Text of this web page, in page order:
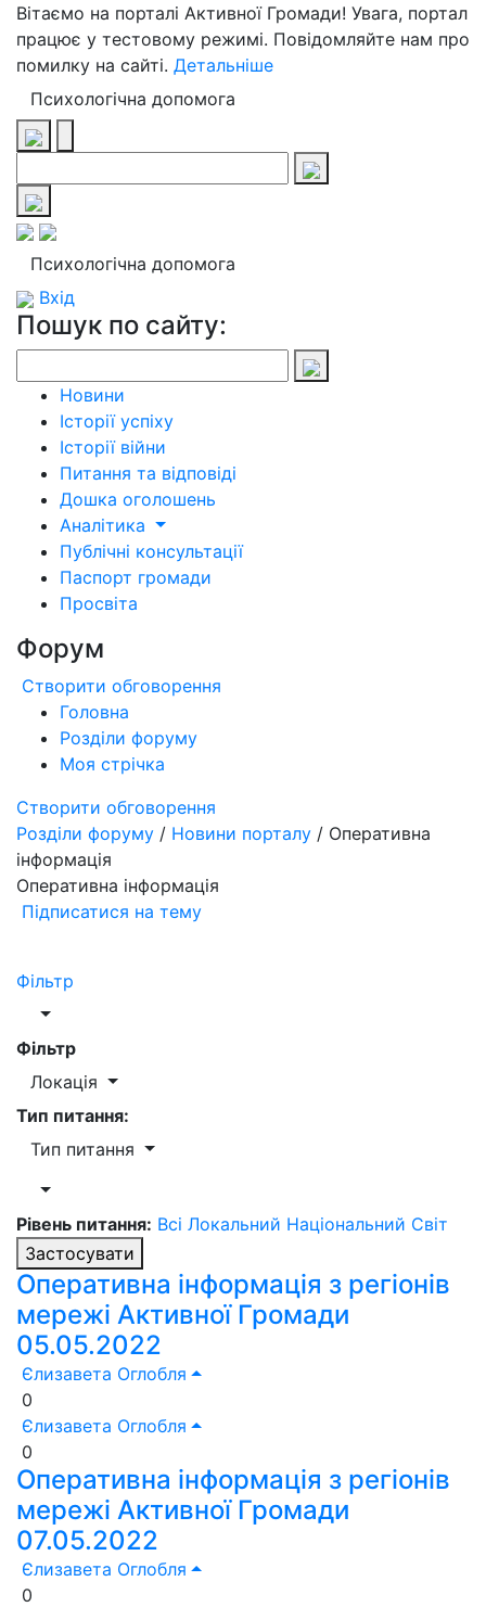
Вітаємо на порталі Активної Громади! Увага, портал
працює у тестовому режимі. Повідомляйте нам про
помилку на сайті. Детальніше
Психологічна допомога
Психологічна допомога
Вхід
Пошук по сайту:
Новини
Історії успіху
Історії війни
Питання та відповіді
Дошка оголошень
Аналітика
Публічні консультації
Паспорт громади
Просвіта
Форум
Створити обговорення
Головна
Розділи форуму
Моя стрічка
Створити обговорення
Розділи форуму / Новини порталу / Оперативна
інформація
Оперативна інформація
Підписатися на тему
Фільтр
Фільтр
Локація
Тип питання:
Тип питання
Рівень питання: Всі Локальний Національний Світ
Застосувати
Оперативна інформація з регіонів
мережі Активної Громади
05.05.2022
Єлизавета Оглобля
0
Єлизавета Оглобля
0
Оперативна інформація з регіонів
мережі Активної Громади
07.05.2022
Єлизавета Оглобля
0